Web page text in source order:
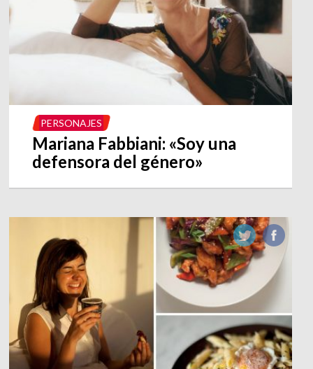
PERSONAJES
Mariana Fabbiani: «Soy una
defensora del género»